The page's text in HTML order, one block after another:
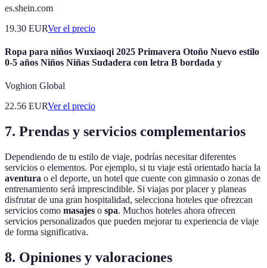
es.shein.com
19.30 EURVer el precio
Ropa para niños Wuxiaoqi 2025 Primavera Otoño Nuevo estilo
0-5 años Niños Niñas Sudadera con letra B bordada y
Voghion Global
22.56 EURVer el precio
7. Prendas y servicios complementarios
Dependiendo de tu estilo de viaje, podrías necesitar diferentes
servicios o elementos. Por ejemplo, si tu viaje está orientado hacia la
aventura o el deporte, un hotel que cuente con gimnasio o zonas de
entrenamiento será imprescindible. Si viajas por placer y planeas
disfrutar de una gran hospitalidad, selecciona hoteles que ofrezcan
servicios como masajes o spa. Muchos hoteles ahora ofrecen
servicios personalizados que pueden mejorar tu experiencia de viaje
de forma significativa.
8. Opiniones y valoraciones